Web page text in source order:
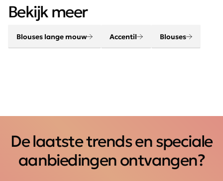
Bekijk meer
Blouses lange mouw Accentil Blouses
De laatste trends en speciale
aanbiedingen ontvangen?